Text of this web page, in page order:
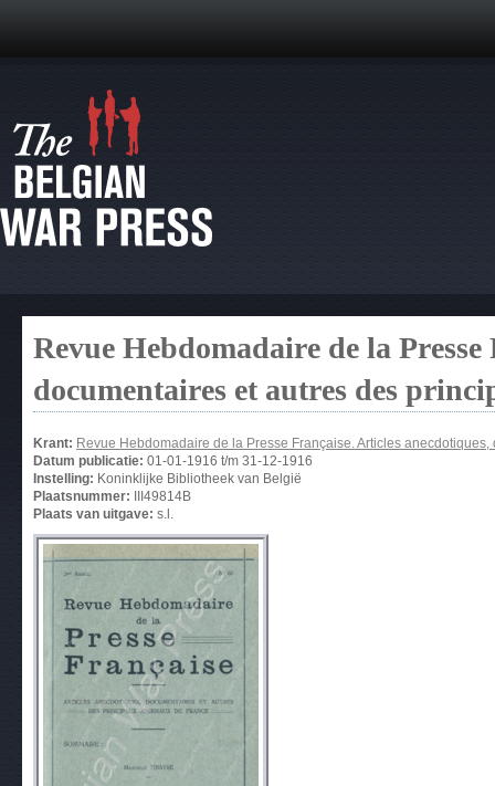
Revue Hebdomadaire de la
documentaires et autres des
Krant: Revue Hebdomadaire de la Presse Française. Articles
Datum publicatie: 01-01-1916 t/m 31-12-1916
Instelling: Koninklijke Bibliotheek van België
Plaatsnummer:
III49814B
Plaats van uitgave: s.l.